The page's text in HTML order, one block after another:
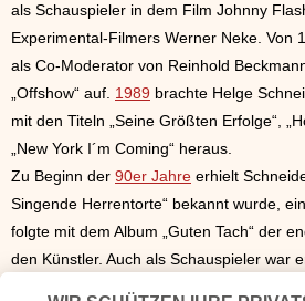
als Schauspieler in dem Film Johnny
Experimental-Filmers Werner Neke. Von
als Co-Moderator von Reinhold
„Offshow“ auf. 1989 brachte Helge
mit den Titeln „Seine Größten Erfolge“,
„New York I´m Coming“ heraus.
Zu Beginn der 90er Jahre erhielt
Singende Herrentorte“ bekannt wurde,
folgte mit dem Album „Guten Tach“ der
den Künstler. Auch als Schauspieler war